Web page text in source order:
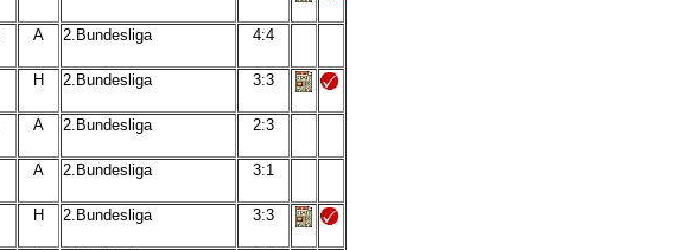
A 2.Bundesliga 4:4
H 2.Bundesliga 3:3
A 2.Bundesliga 2:3
A 2.Bundesliga 3:1
H 2.Bundesliga 3:3